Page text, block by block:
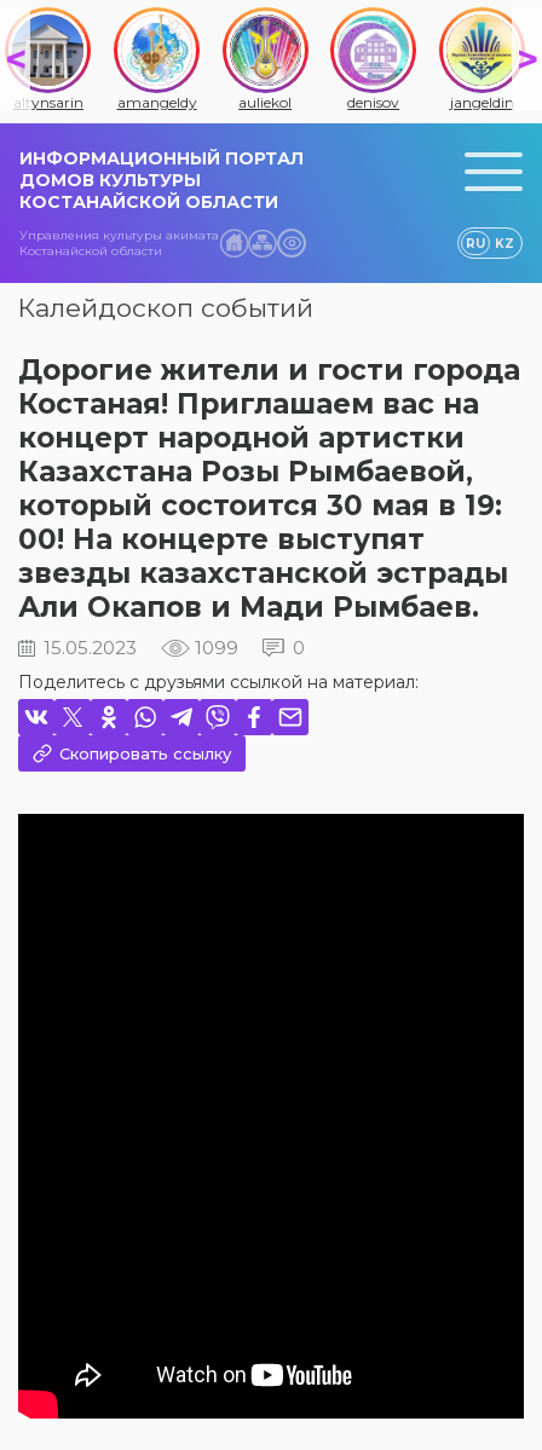
altynsarin amangeldy auliekol denisov jangeldin
ИНФОРМАЦИОННЫЙ ПОРТАЛ
ДОМОВ КУЛЬТУРЫ
КОСТАНАЙСКОЙ ОБЛАСТИ
Управления культуры акимата
Костанайской области
RU KZ
Калейдоскоп событий
Дорогие жители и гости города
Костаная! Приглашаем вас на
концерт народной артистки
Казахстана Розы Рымбаевой,
который состоится 30 мая в 19:
00! На концерте выступят
звезды казахстанской эстрады
Али Окапов и Мади Рымбаев.
15.05.2023 1099 0
Поделитесь с друзьями ссылкой на материал:
Скопировать ссылку